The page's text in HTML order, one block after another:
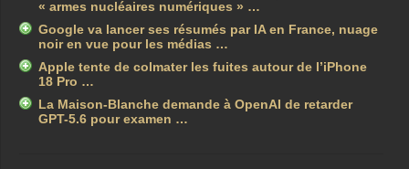
« armes nucléaires numériques » …
Google va lancer ses résumés par IA en France, nuage
noir en vue pour les médias …
Apple tente de colmater les fuites autour de l’iPhone
18 Pro …
La Maison-Blanche demande à OpenAI de retarder
GPT-5.6 pour examen …